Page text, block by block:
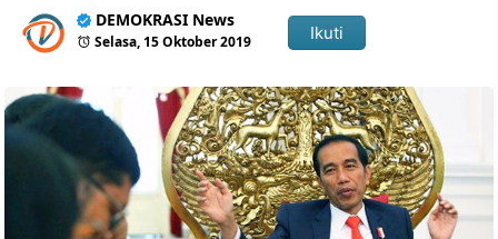
DEMOKRASI News
Selasa, 15 Oktober 2019 Ikuti